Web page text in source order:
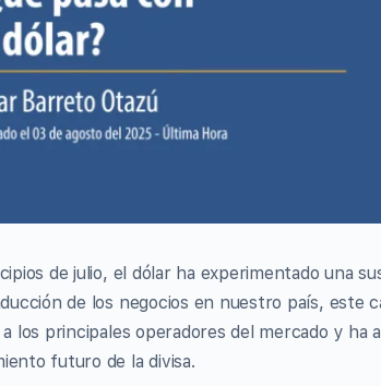
de julio, el dólar ha experimentado una
de los negocios en nuestro país, este
los principales operadores del mercado y ha
futuro de la divisa.